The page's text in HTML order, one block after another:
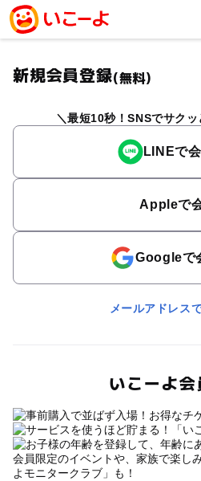
新規会員登録(無料)
最短10秒！SNSでサクッ
LINEで
Appleで
Googleで
メールアドレス
いこーよ
会員限定のイベントや、家族で楽し
よモニタークラブ」も！